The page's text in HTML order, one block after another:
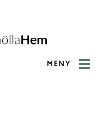
MENY